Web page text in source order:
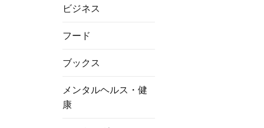
ビジネス
フード
ブックス
メンタルヘルス・健
康